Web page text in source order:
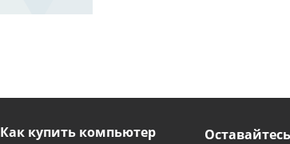
Как купить компьютер